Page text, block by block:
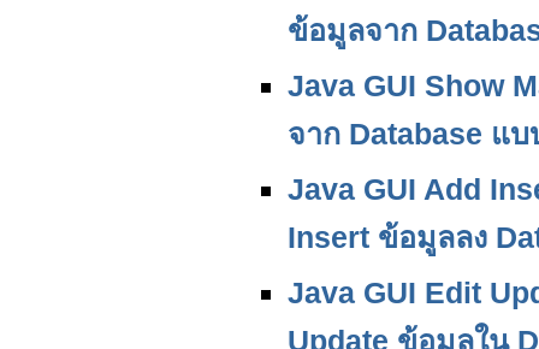
ข้อมูลจาก
Java GUI Show
จาก Database แ
Java GUI Add
Insert ข้อมูลลง
Java GUI Edit
Update ข้อมูลใน